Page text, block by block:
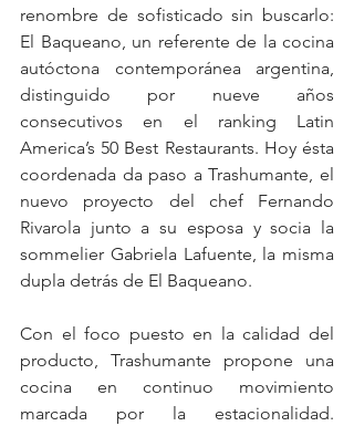
renombre de sofisticado sin buscarlo:
El Baqueano, un referente de la cocina
autóctona contemporánea argentina,
distinguido por nueve años
consecutivos en el ranking Latin
America’s 50 Best Restaurants. Hoy ésta
coordenada da paso a Trashumante, el
nuevo proyecto del chef Fernando
Rivarola junto a su esposa y socia la
sommelier Gabriela Lafuente, la misma
dupla detrás de El Baqueano.
Con el foco puesto en la calidad del
producto, Trashumante propone una
cocina en continuo movimiento
marcada por la estacionalidad.